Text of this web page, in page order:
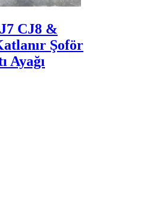
CJ8 &
Şoför
Ayağı